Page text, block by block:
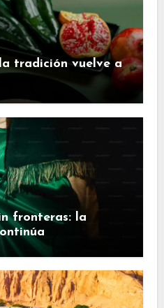
tradición vuelve a
fronteras: la